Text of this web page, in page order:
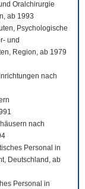
Oralchirurgie
ab 1993
Psychologische
und
Region, ab 1979
nach
nach
Personal in
Deutschland, ab
Personal in